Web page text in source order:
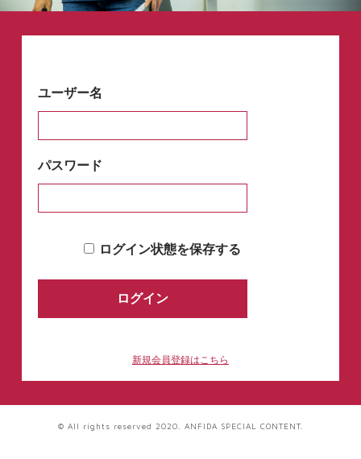
ユーザー名
パスワード
ログイン状態を保存する
新規会員登録はこちら
© All rights reserved 2020. ANFIDA SPECIAL CONTENT.